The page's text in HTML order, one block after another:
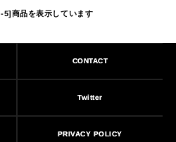
商品を表示しています
CONTACT
Twitter
PRIVACY POLICY